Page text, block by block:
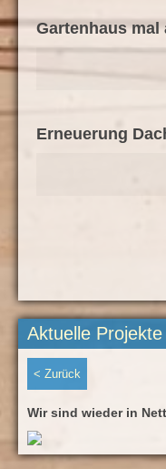
Gartenhaus mal
Erneuerung
Aktuelle Projekte
< Zurück
Wir sind wieder in